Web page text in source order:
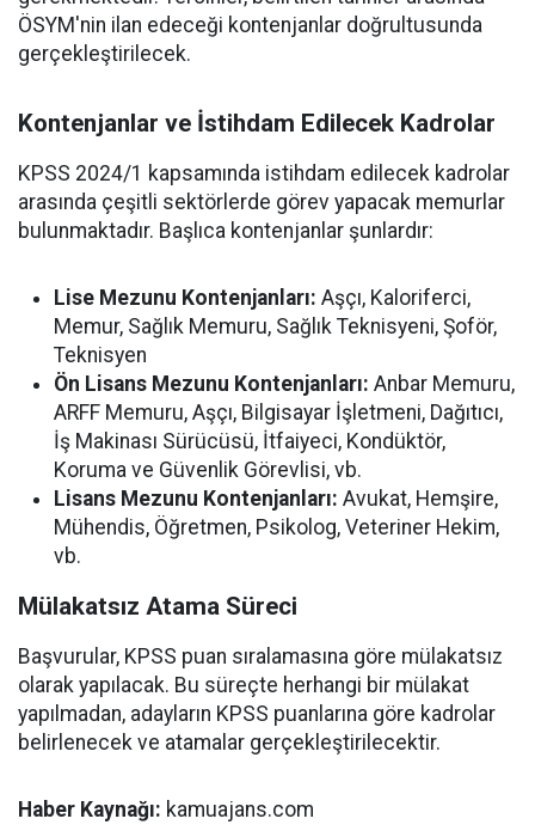
ÖSYM'nin ilan edeceği kontenjanlar doğrultusunda
gerçekleştirilecek.
Kontenjanlar ve İstihdam Edilecek Kadrolar
KPSS 2024/1 kapsamında istihdam edilecek kadrolar
arasında çeşitli sektörlerde görev yapacak memurlar
bulunmaktadır. Başlıca kontenjanlar şunlardır:
Lise Mezunu Kontenjanları: Aşçı, Kaloriferci,
Memur, Sağlık Memuru, Sağlık Teknisyeni, Şoför,
Teknisyen
Ön Lisans Mezunu Kontenjanları: Anbar Memuru,
ARFF Memuru, Aşçı, Bilgisayar İşletmeni, Dağıtıcı,
İş Makinası Sürücüsü, İtfaiyeci, Kondüktör,
Koruma ve Güvenlik Görevlisi, vb.
Lisans Mezunu Kontenjanları: Avukat, Hemşire,
Mühendis, Öğretmen, Psikolog, Veteriner Hekim,
vb.
Mülakatsız Atama Süreci
Başvurular, KPSS puan sıralamasına göre mülakatsız
olarak yapılacak. Bu süreçte herhangi bir mülakat
yapılmadan, adayların KPSS puanlarına göre kadrolar
belirlenecek ve atamalar gerçekleştirilecektir.
Haber Kaynağı: kamuajans.com